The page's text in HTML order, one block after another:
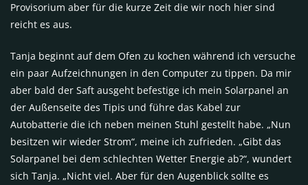
Provisorium aber für die kurze Zeit die wir noch hier sind
reicht es aus.
Tanja beginnt auf dem Ofen zu kochen während ich versuche
ein paar Aufzeichnungen in den Computer zu tippen. Da mir
aber bald der Saft ausgeht befestige ich mein Solarpanel an
der Außenseite des Tipis und führe das Kabel zur
Autobatterie die ich neben meinen Stuhl gestellt habe. „Nun
besitzen wir wieder Strom“, meine ich zufrieden. „Gibt das
Solarpanel bei dem schlechten Wetter Energie ab?“, wundert
sich Tanja. „Nicht viel. Aber für den Augenblick sollte es